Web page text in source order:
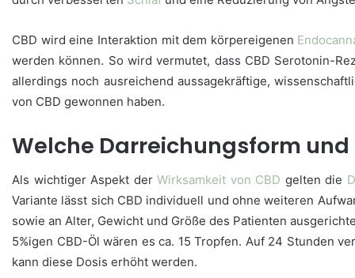
CBD wird eine Interaktion mit dem körpereigenen
werden können. So wird vermutet, dass CBD Serotonin-
allerdings noch ausreichend aussagekräftige,
von CBD gewonnen haben.
Welche Darreichungsform
Als wichtiger Aspekt der Wirksamkeit von CBD gelten die
Variante lässt sich CBD individuell und ohne weiteren
sowie an Alter, Gewicht und Größe des Patienten
5%igen CBD-Öl wären es ca. 15 Tropfen. Auf 24 Stunden
kann diese Dosis erhöht werden.